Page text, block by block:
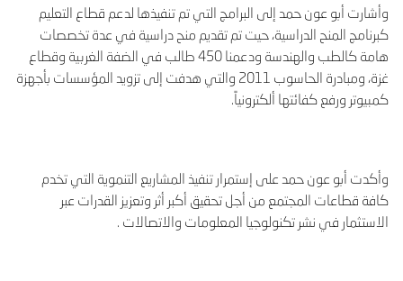
وأشارت أبو عون حمد إلى البرامج التي تم تنفيذها لدعم قطاع التعليم
كبرنامج المنح الدراسية، حيت تم تقديم منح دراسية في عدة تخصصات
هامة كالطب والهندسة ودعمنا 450 طالب في الضفة الغربية وقطاع
غزة، ومبادرة الحاسوب 2011 والتي هدفت إلى تزويد المؤسسات بأجهزة
كمبيوتر ورفع كفائتها ألكترونياً.
وأكدت أبو عون حمد على إستمرار تنفيذ المشاريع التنموية التي تخدم
كافة قطاعات المجتمع من أجل تحقيق أكبر أثر وتعزيز القدرات عبر
الاستثمار في نشر تكنولوجيا المعلومات والاتصالات .